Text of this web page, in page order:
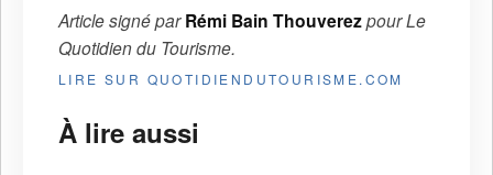
Article signé parRémi Bain ThouverezpourLe
Quotidien du Tourisme.
LIRE SUR QUOTIDIENDUTOURISME.COM
À lire aussi